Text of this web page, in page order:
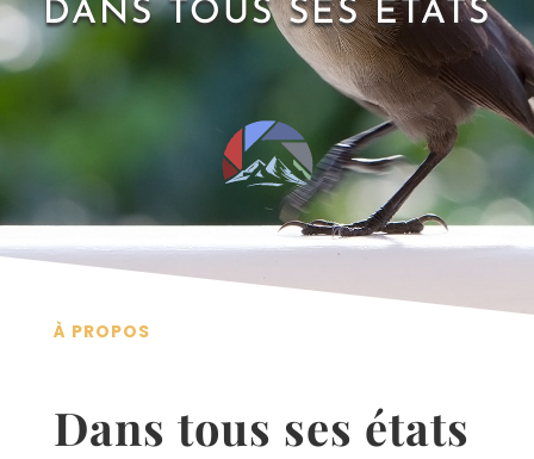
DANS TOUS SES ÉTATS
À PROPOS
Dans tous ses états